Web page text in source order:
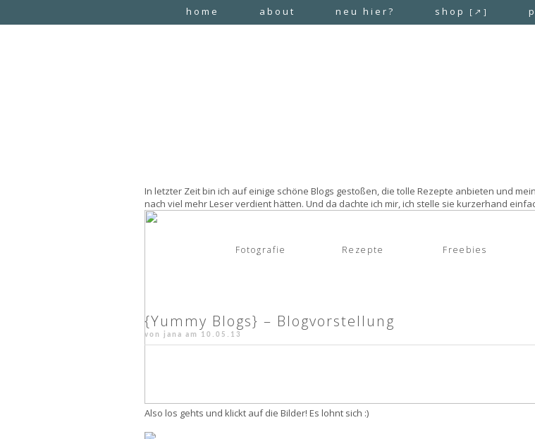
home about neu hier? shop [↗]
Fotografie Rezepte Freebies
{Yummy Blogs} – Blogvorstellung
von jana am 10.05.13
In letzter Zeit bin ich auf einige schöne Blogs gestoßen, die tolle Rezepte anbieten und
nach viel mehr Leser verdient hätten. Und da dachte ich mir, ich stelle sie kurzerhand
Also los gehts und klickt auf die Bilder! Es lohnt sich :)